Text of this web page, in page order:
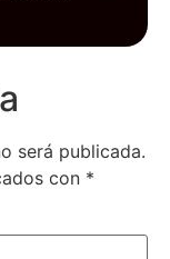
será publicada.
con *